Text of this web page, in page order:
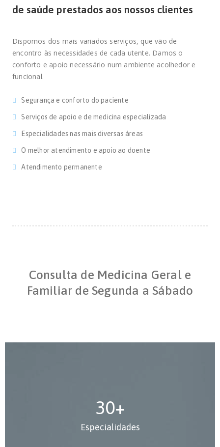
de saúde prestados aos nossos clientes
Dispomos dos mais variados serviços, que vão de
encontro às necessidades de cada utente. Damos o
conforto e apoio necessário num ambiente acolhedor e
funcional.
Segurança e conforto do paciente
Serviços de apoio e de medicina especializada
Especialidades nas mais diversas áreas
O melhor atendimento e apoio ao doente
Atendimento permanente
Consulta de Medicina Geral e
Familiar de Segunda a Sábado
30+
Especialidades